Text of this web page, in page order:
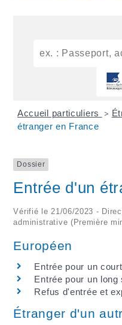
Accueil particuliers >
étranger en France
Dossier
Entrée d'un
Vérifié le 21/06/2023 -
administrative (Première
Européen
Entrée pour un
Entrée pour un long
Refus d'entrée et
Étranger d'un